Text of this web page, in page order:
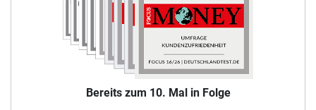
Bereits zum 10. Mal in Folge